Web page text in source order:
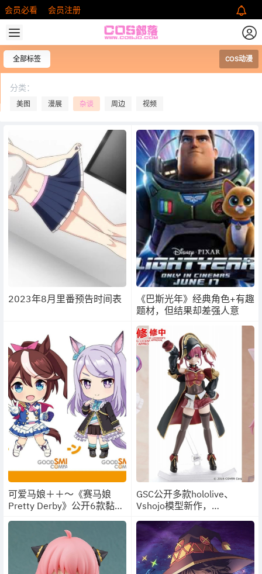
会员必看 会员注册
全部标签 COS动漫
分类：
美图 漫展 杂谈 周边 视频
2023年8月里番预告时间表
《巴斯光年》经典角色+有趣
题材，但结果却差强人意
可爱马娘＋＋～《赛马娘
Pretty Derby》公开6款黏土
GSC公开多款hololive、
Vshojo模型新作，
上同步开展